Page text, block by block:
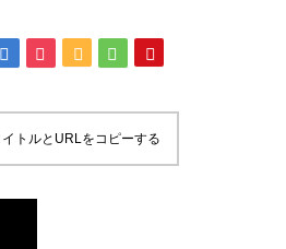
トルとURLをコピーする